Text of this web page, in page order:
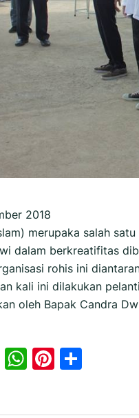
2018
merupaka salah
dalam berkreatifitas
rohis ini
kali ini dilakukan
oleh Bapak Candra
EmailWhatsApp
Pinterest